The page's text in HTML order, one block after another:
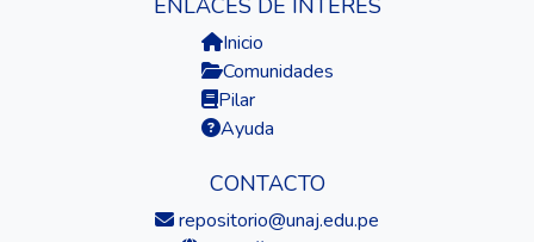
ENLACES DE INTERÉS
Inicio
Comunidades
Pilar
Ayuda
CONTACTO
repositorio@unaj.edu.pe